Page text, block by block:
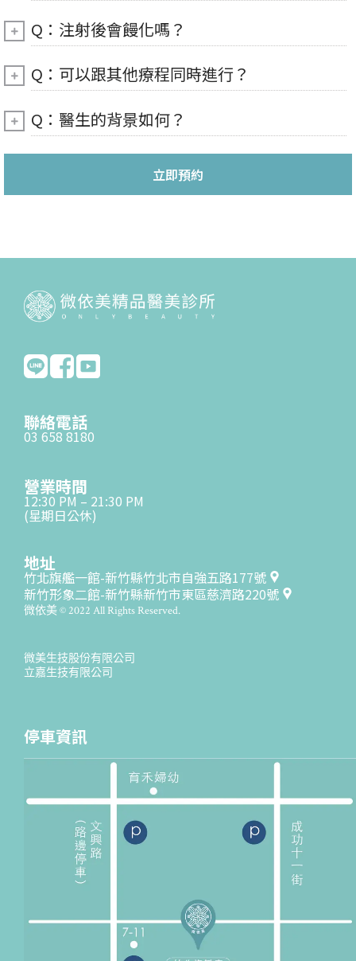
Q：注射後會饅化嗎？
Q：可以跟其他療程同時進行？
Q：醫生的背景如何？
立即預約
聯絡電話
03 658 8180
營業時間
12:30 PM – 21:30 PM
(星期日公休)
地址
竹北旗艦一館-新竹縣竹北市自強五路177號
新竹形象二館-新竹縣新竹市東區慈濟路220號
微依美 © 2022 All Rights Reserved.
微美生技股份有限公司
立嘉生技有限公司
停車資訊